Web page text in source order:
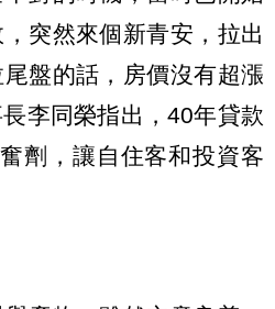
突然來個新青安，拉出
盤的話，房價沒有超漲
李同榮指出，40年貸款
劑，讓自住客和投資客